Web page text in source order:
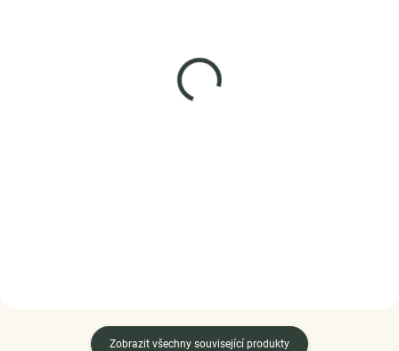
Zobrazit všechny související produkty